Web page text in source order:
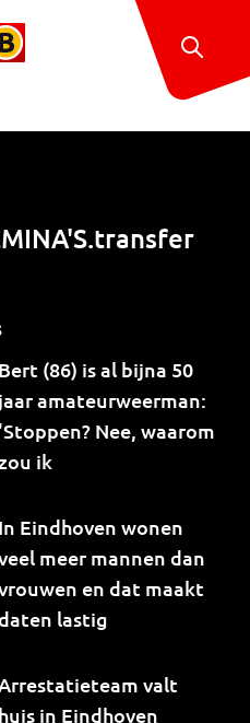
Bert (86) is al bijna 50
jaar amateurweerman:
'Stoppen? Nee, waarom
ik
In Eindhoven wonen
meer mannen dan
en dat maakt
lastig
valt
huis in Eindhoven